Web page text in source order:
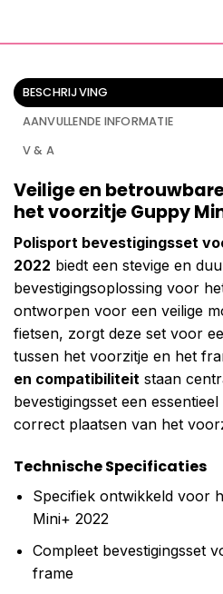
BESCHRIJVING
AANVULLENDE INFORMATIE
V & A
Veilige en
het voorzitje Guppy
Polisport bevestigingsset
2022 biedt een stevige en
bevestigingsoplossing voor
ontworpen voor een veilige
fietsen, zorgt deze set voor
tussen het voorzitje en het
en compatibiliteit staan
bevestigingsset een
correct plaatsen van het
Technische Specificaties
Specifiek ontwikkeld voor
Mini+ 2022
Compleet bevestigingsset
frame